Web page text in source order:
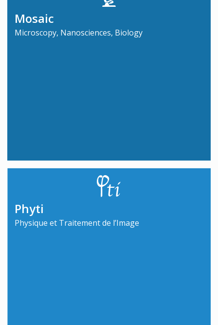
Mosaic
Microscopy, Nanosciences, Biology
Phyti
Physique et Traitement de l’Image